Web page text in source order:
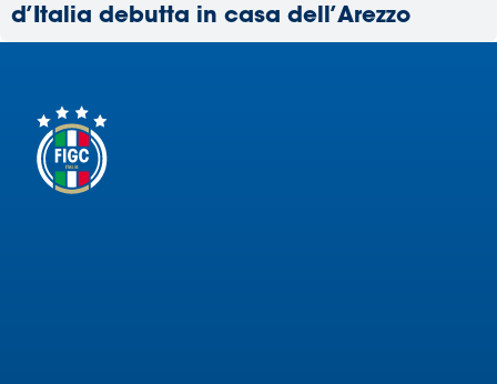
d’Italia debutta in casa dell’Arezzo